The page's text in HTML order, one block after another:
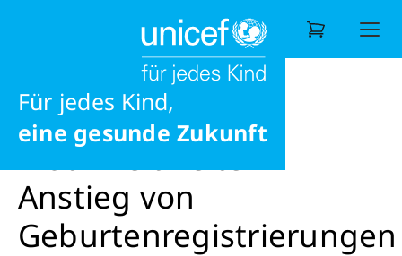
Für jedes Kind,
Ausbildung
Möglichkeiten
Liebe
eine gesunde Zukunft
Wonach suchen Sie?
Trotz weltweitem Anstieg von
Trotz weltweitem
Anstieg von
Geburtenregistrierungen